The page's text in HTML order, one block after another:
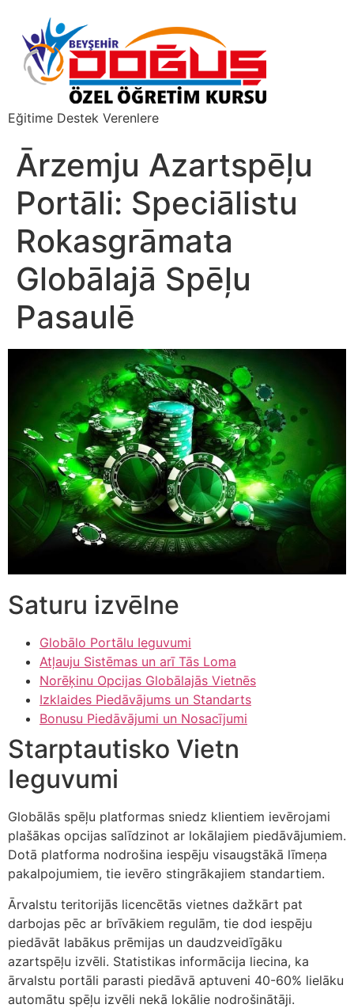
Eğitime Destek Verenlere
Ārzemju Azartspēļu
Portāli: Speciālistu
Rokasgrāmata
Globālajā Spēļu
Pasaulē
Saturu izvēlne
Globālo Portālu Ieguvumi
Atļauju Sistēmas un arī Tās Loma
Norēķinu Opcijas Globālajās Vietnēs
Izklaides Piedāvājums un Standarts
Bonusu Piedāvājumi un Nosacījumi
Starptautisko Vietn
Ieguvumi
Globālās spēļu platformas sniedz klientiem ievērojami
plašākas opcijas salīdzinot ar lokālajiem piedāvājumiem.
Dotā platforma nodrošina iespēju visaugstākā līmeņa
pakalpojumiem, tie ievēro stingrākajiem standartiem.
Ārvalstu teritorijās licencētās vietnes dažkārt pat
darbojas pēc ar brīvākiem regulām, tie dod iespēju
piedāvāt labākus prēmijas un daudzveidīgāku
azartspēļu izvēli. Statistikas informācija liecina, ka
ārvalstu portāli parasti piedāvā aptuveni 40-60% lielāku
automātu spēļu izvēli nekā lokālie nodrošinātāji.